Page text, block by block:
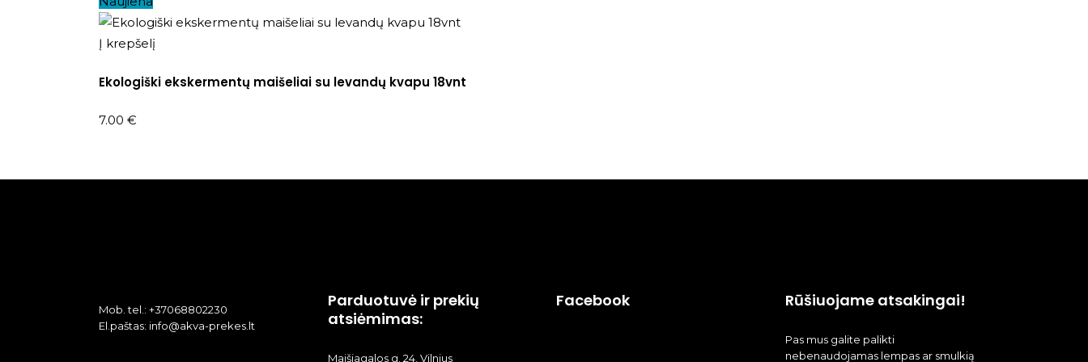
Į krepšelį
Ekologiški ekskermentų maišeliai su levandų kvapu 18vnt
7.00 €
Mob. tel.: +37068802230
El.paštas: info@akva-prekes.lt
Parduotuvė ir prekių
atsiėmimas:
Maišiagalos g. 24, Vilnius
Facebook Rūšiuojame atsakingai!
Pas mus galite palikti
nebenaudojamas lempas ar smulkią